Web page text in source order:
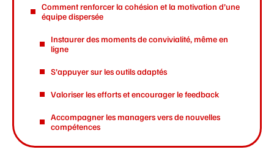
Comment renforcer la cohésion et la motivation d’une
équipe dispersée
Instaurer des moments de convivialité, même en
ligne
S’appuyer sur les outils adaptés
Valoriser les efforts et encourager le feedback
Accompagner les managers vers de nouvelles
compétences